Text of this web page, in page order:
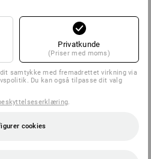
(med moms) fra 20 Par
Privatkunde
(Priser med moms)
samtykke med fremadrettet virkning via
Du kan også tilpasse dit valg
cookies